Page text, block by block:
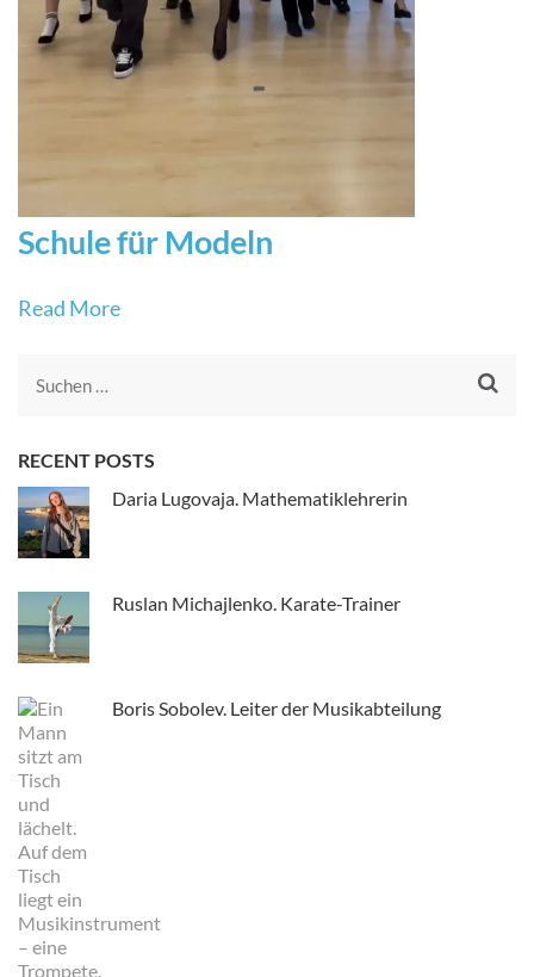
Schule für Modeln
Read More
Suche
RECENT POSTS
Daria Lugovaja. Mathematiklehrerin
Ruslan Michajlenko. Karate-Trainer
Boris Sobolev. Leiter der Musikabteilung